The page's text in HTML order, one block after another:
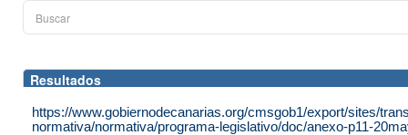
Resultados
https://www.gobiernodecanarias.org/cmsgob1/export/sites/
normativa/normativa/programa-legislativo/doc/anexo-p11-